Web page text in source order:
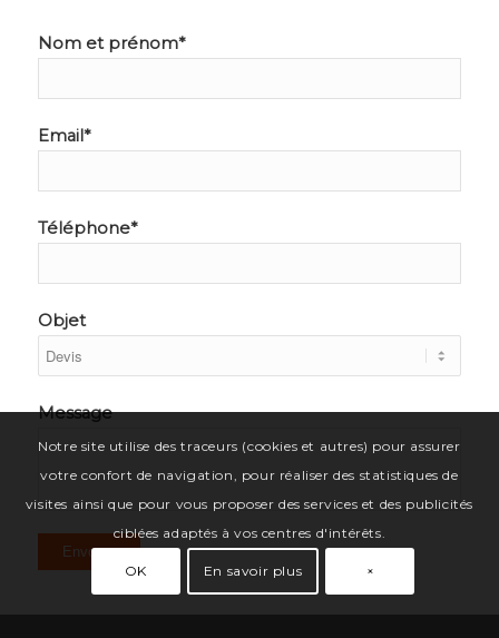
Nom et prénom*
Email*
Téléphone*
Objet
Message
Notre site utilise des traceurs (cookies et autres) pour assurer
votre confort de navigation, pour réaliser des statistiques de
visites ainsi que pour vous proposer des services et des publicités
ciblées adaptés à vos centres d'intérêts.
OK En savoir plus ×